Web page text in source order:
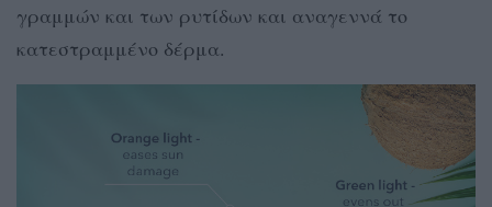
γραμμών και των ρυτίδων και αναγεννά το
κατεστραμμένο δέρμα.